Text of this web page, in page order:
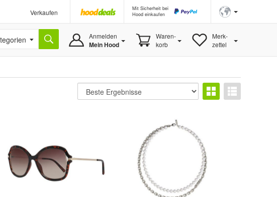
Verkaufen
Mit Sicherheit bei
Hood einkaufen
Anmelden
Mein Hood
Waren-
korb
Merk-
zettel